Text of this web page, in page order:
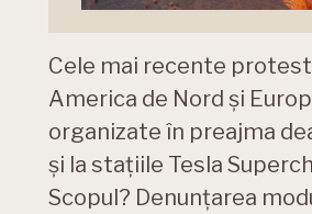
Cele mai recente
America de Nord și
organizate în preajma
și la stațiile Tesla
Scopul? Denunțarea